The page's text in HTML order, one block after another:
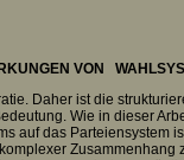
VON
Daher ist die
Wie in dieser
auf das Parteiensystem
Zusammenhang